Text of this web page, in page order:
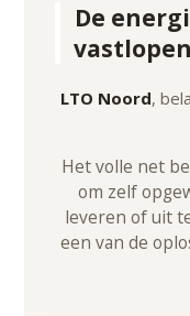
De
LTO Noord,
Het volle net
om zelf
leveren of uit
een van de